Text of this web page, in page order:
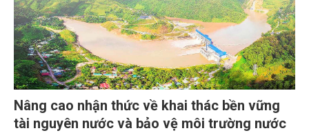
Nâng cao nhận thức về khai thác bền vững
tài nguyên nước và bảo vệ môi trường nước